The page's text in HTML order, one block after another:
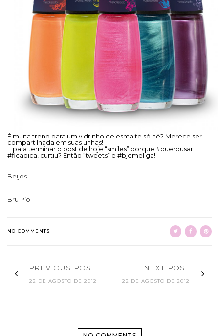
É muita trend para um vidrinho de esmalte só né? Merece ser
compartilhada em suas unhas!
E para terminar o post de hoje “smiles” porque #querousar
#ficadica, curtiu? Então “tweets” e #bjomeliga!
Beijos
Bru Pio
NO COMMENTS
PREVIOUS POST
22 DE AGOSTO DE 2012
NEXT POST
22 DE AGOSTO DE 2012